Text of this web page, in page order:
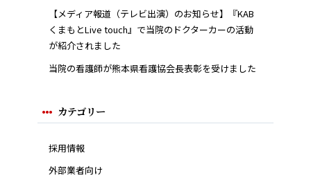
【メディア報道（テレビ出演）のお知らせ】『KAB
くまもとLive touch』で当院のドクターカーの活動
が紹介されました
当院の看護師が熊本県看護協会長表彰を受けました
カテゴリー
採用情報
外部業者向け